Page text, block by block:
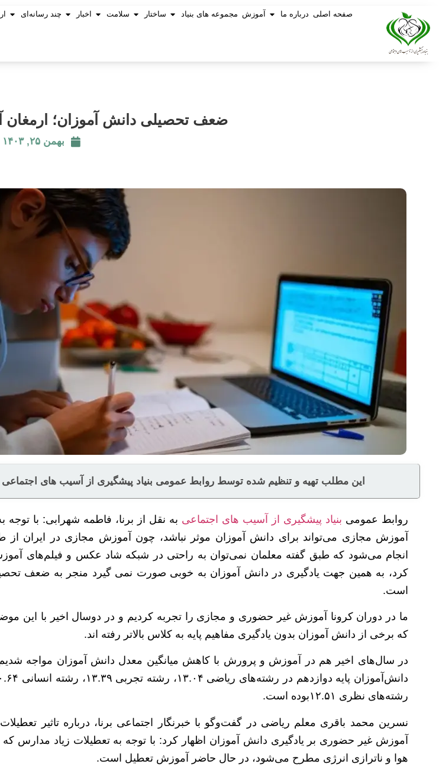
صفحه اصلی درباره ما آموزش مجموعه های بنیاد ساختار سلامت اخبار چند رسانه‌ای
ضعف تحصیلی دانش آموزان؛
بهمن ۲۵, ۱۴۰۳
این مطلب تهیه و تنظیم شده توسط روابط عمومی بنیاد پیشگیری از آسیب های
روابط عمومی بنیاد پیشگیری از آسیب های اجتماعی به نقل از برنا، فاطمه شهرابی: با توجه
آموزش مجازی می‌تواند برای دانش آموزان موثر نباشد، چون آموزش مجازی در ایران از
انجام می‌شود که طبق گفته معلمان نمی‌توان به راحتی در شبکه شاد عکس و فیلم‌های
کرد، به همین جهت یادگیری در دانش آموزان به خوبی صورت نمی گیرد منجر به ضعف
است.
ما در دوران کرونا آموزش غیر حضوری و مجازی را تجربه کردیم و در دوسال اخیر با این
که برخی از دانش آموزان بدون یادگیری مفاهیم پایه به کلاس بالاتر رفته اند.
در سال‌های اخیر هم در آموزش و پرورش با کاهش میانگین معدل دانش آموزان مواجه
رشته‌های نظری ۱۲.۵۱بوده است.
نسرین محمد باقری معلم ریاضی در گفت‌و‌گو با خبرنگار اجتماعی برنا، درباره تاثیر
آموزش غیر حضوری بر یادگیری دانش آموزان اظهار کرد: با توجه به تعطیلات زیاد مدارس
هوا و ناترازی انرژی مطرح می‌شود، در حال حاضر آموزش تعطیل است.